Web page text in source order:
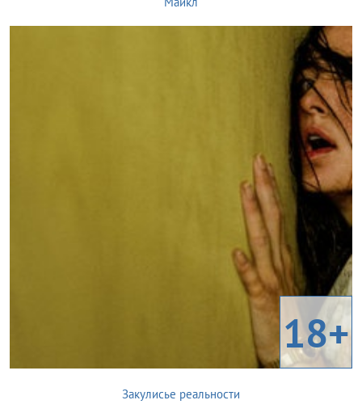
18+
Закулисье реальности